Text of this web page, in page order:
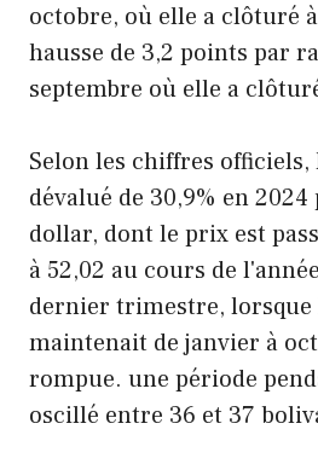
octobre, où elle a clôturé
hausse de 3,2 points par
septembre où elle a
Selon les chiffres officiels,
dévalué de 30,9% en
dollar, dont le prix est
à 52,02 au cours de
dernier trimestre,
maintenait de janvier à
rompue. une période
oscillé entre 36 et 37